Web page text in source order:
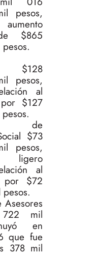
pesos,
$865
$128
pesos,
al
$127
de
$73
pesos,
ligero
al
$72
722 mil
en
que fue
378 mil